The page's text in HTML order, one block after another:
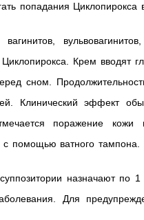
попадания Циклопирокса в
Циклопирокса. Крем вводят
сном.
Клинический эффект
поражение
с помощью ватного тампона.
назначают по
Для